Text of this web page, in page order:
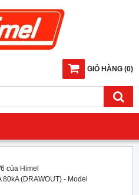
GIỎ HÀNG (0)
của Himel
(DRAWOUT) - Model